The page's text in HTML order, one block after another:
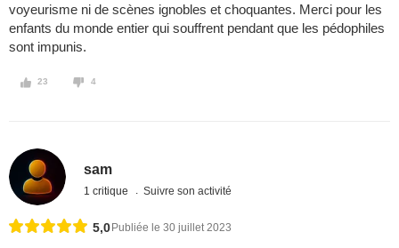
voyeurisme ni de scènes ignobles et choquantes. Merci pour les
enfants du monde entier qui souffrent pendant que les pédophiles
sont impunis.
23 4
sam
1 critique Suivre son activité
5,0 Publiée le 30 juillet 2023